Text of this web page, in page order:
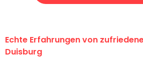
Echte Erfahrungen von
Duisburg